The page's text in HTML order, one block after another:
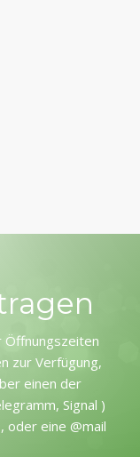
Öffnungszeiten
zur Verfügung,
einen der
Signal )
eine @mail